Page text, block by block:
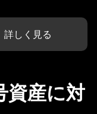
詳しく見る
資産に対